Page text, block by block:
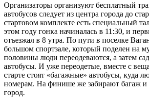
Организаторы организуют бесплатный
автобусов следует из центра города до
стартовом комплекте есть специальный
этом году гонка начиналась в 11:30, и
отъезжал в 8 утра. По пути в поселке
большом спортзале, который поделен на
половины люди переодеваются, а затем
автобусы. И уже переодетые, вместе с
старте стоят «багажные» автобусы, куда
номерам. На финише же забирают багаж и
город.